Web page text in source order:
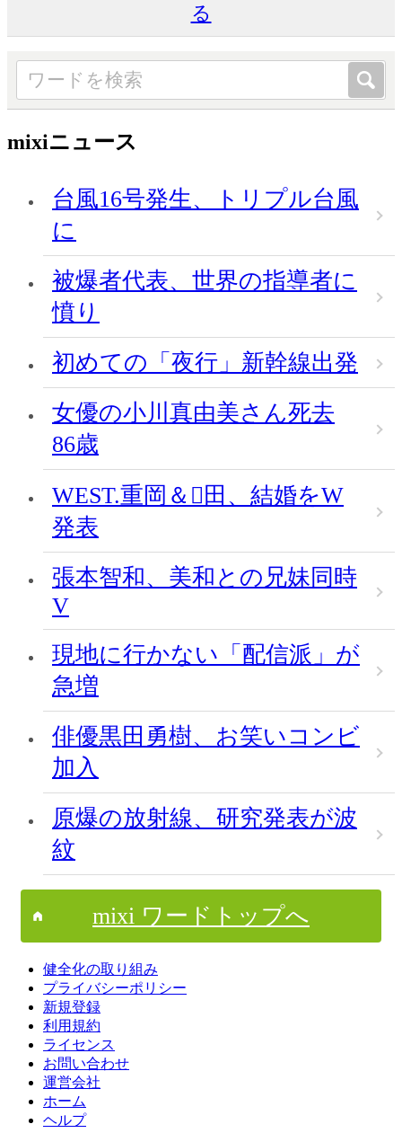
る
mixiニュース
台風16号発生、トリプル台風
に
被爆者代表、世界の指導者に
憤り
初めての「夜行」新幹線出発
女優の小川真由美さん死去
86歳
WEST.重岡＆田、結婚をW
発表
張本智和、美和との兄妹同時
V
現地に行かない「配信派」が
急増
俳優黒田勇樹、お笑いコンビ
加入
原爆の放射線、研究発表が波
紋
mixi ワードトップへ
健全化の取り組み
プライバシーポリシー
新規登録
利用規約
ライセンス
お問い合わせ
運営会社
ホーム
ヘルプ